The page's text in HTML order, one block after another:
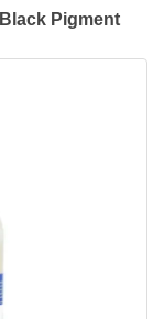
Pigment